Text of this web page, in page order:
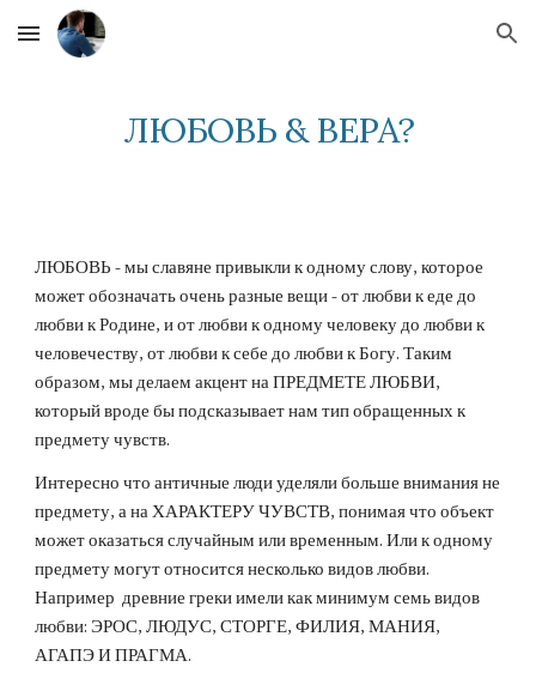
Skip to main content Skip to navigation
ЛЮБОВЬ & ВЕРА?
ЛЮБОВЬ - мы славяне привыкли к одному слову, которое
может обозначать очень разные вещи - от любви к еде до
любви к Родине, и от любви к одному человеку до любви к
человечеству, от любви к себе до любви к Богу. Таким
образом, мы делаем акцент на ПРЕДМЕТЕ ЛЮБВИ,
который вроде бы подсказывает нам тип обращенных к
предмету чувств.
Интересно что античные люди уделяли больше внимания не
предмету, а на ХАРАКТЕРУ ЧУВСТВ, понимая что объект
может оказаться случайным или временным. Или к одному
предмету могут относится несколько видов любви.
Например  древние греки имели как минимум семь видов
любви: ЭРОС, ЛЮДУС, СТОРГЕ, ФИЛИЯ, МАНИЯ,
АГАПЭ И ПРАГМА.